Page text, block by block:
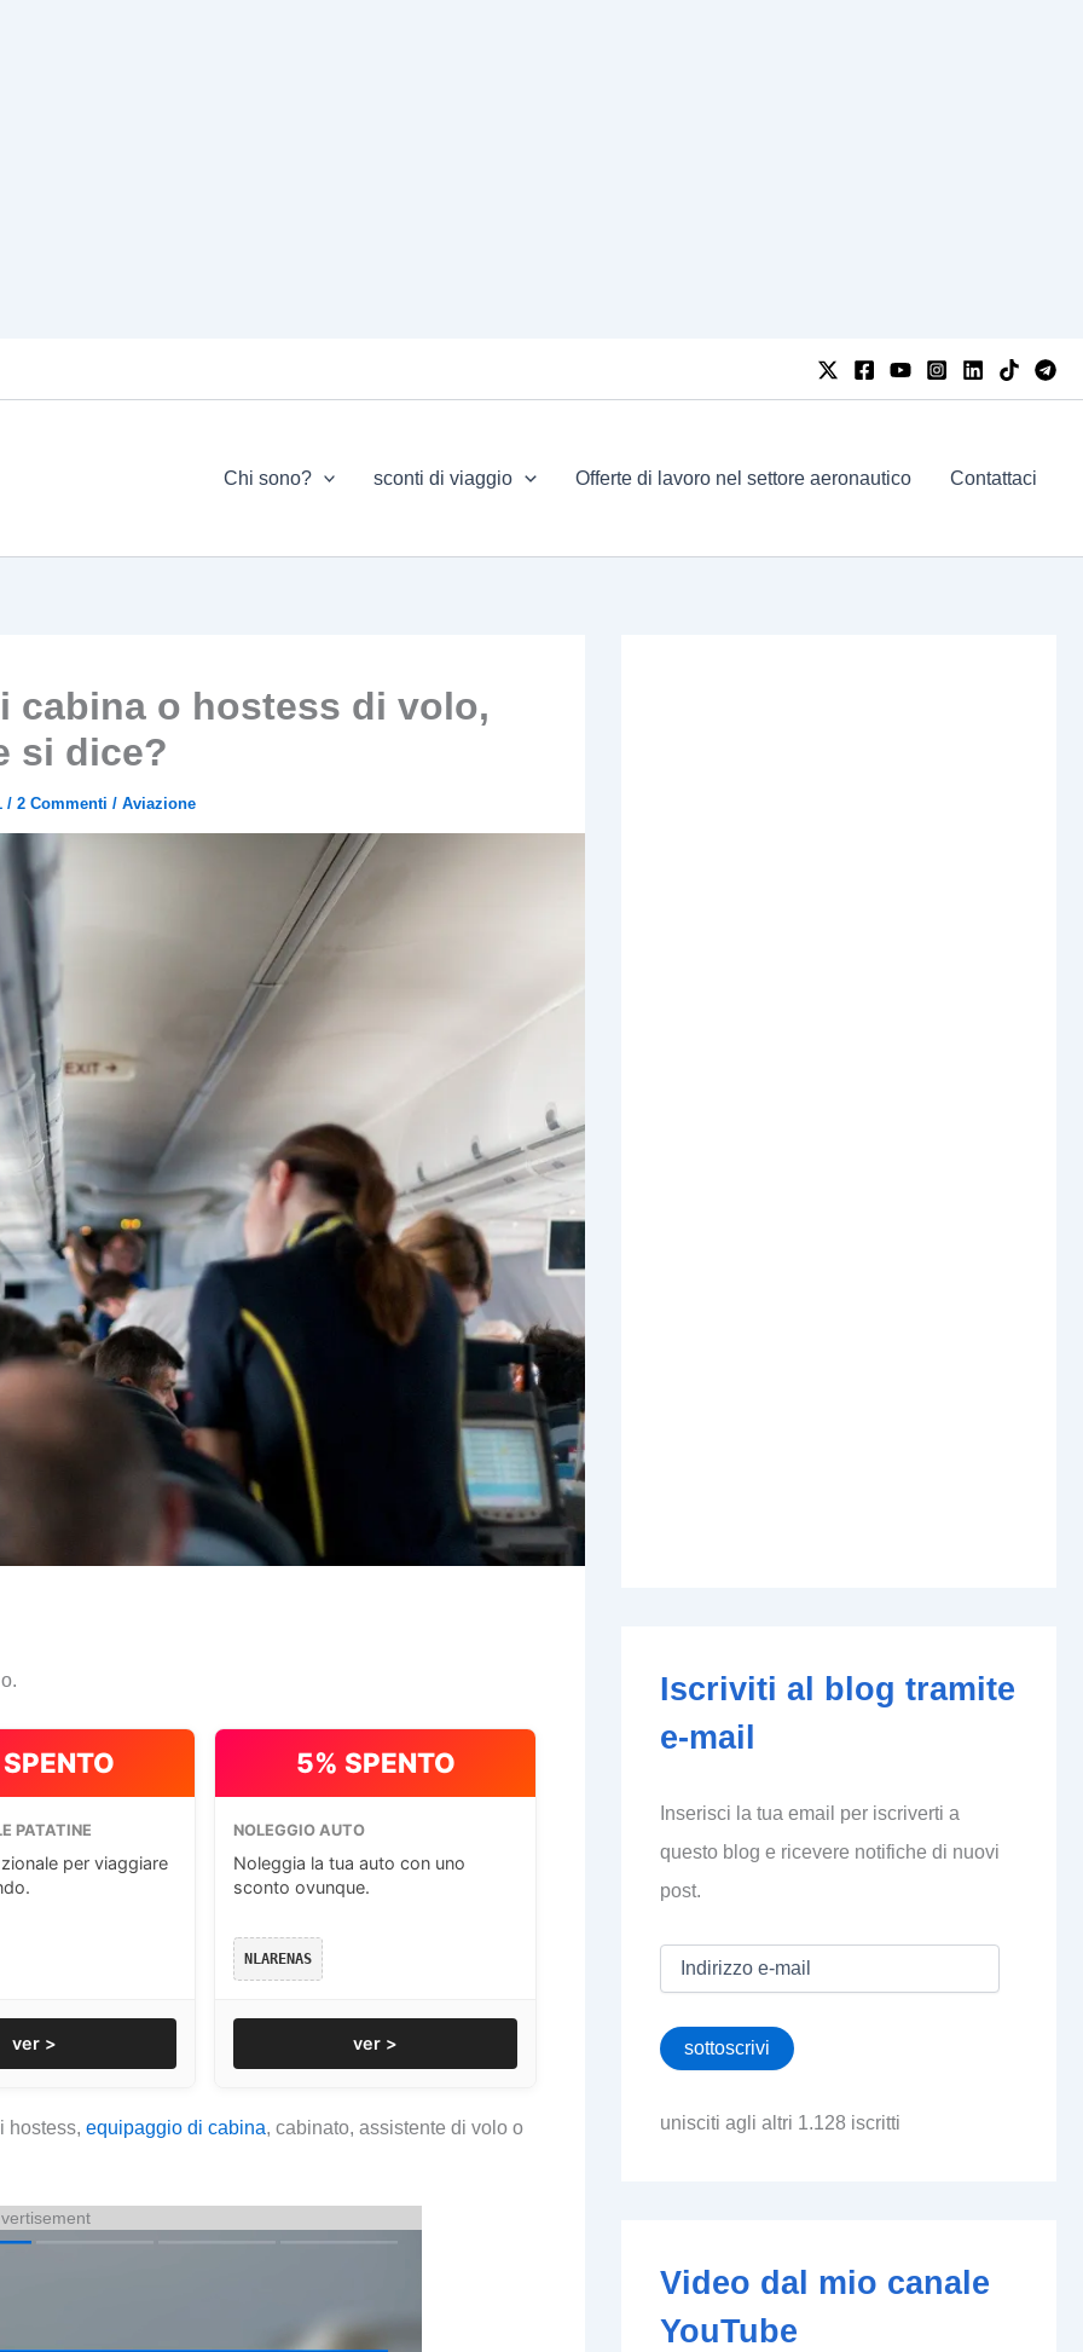
Chi sono? sconti di viaggio Offerte di lavoro nel settore aeronautico Contattaci
cabina o hostess di volo,
si dice?
/ 2 Commenti / Aviazione
PATATINE
per viaggiare
ver >
5% SPENTO
NOLEGGIO AUTO
Noleggia la tua auto con uno
sconto ovunque.
NLARENAS
ver >
hostess, equipaggio di cabina, cabinato, assistente di volo o
Iscriviti al blog tramite
e-mail
Inserisci la tua email per iscriverti a
questo blog e ricevere notifiche di nuovi
post.
r
z
i
sottoscrivi
unisciti agli altri 1.128 iscritti
Video dal mio canale
YouTube